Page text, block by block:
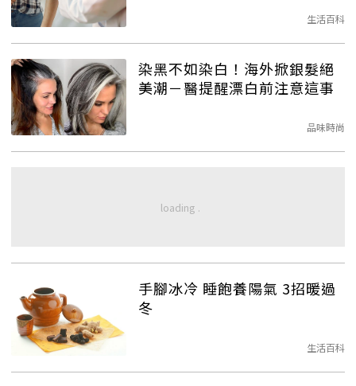
生活百科
染黑不如染白！海外掀銀髮絕
美潮－醫提醒漂白前注意這事
品味時尚
手腳冰冷 睡飽養陽氣 3招暖過
冬
生活百科